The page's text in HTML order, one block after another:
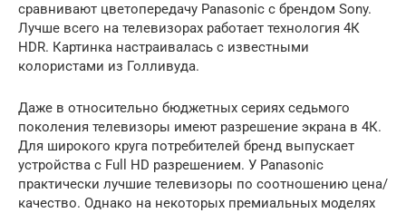
сравнивают цветопередачу Panasonic с брендом Sony.
Лучше всего на телевизорах работает технология 4К
HDR. Картинка настраивалась с известными
колористами из Голливуда.
Даже в относительно бюджетных сериях седьмого
поколения телевизоры имеют разрешение экрана в 4К.
Для широкого круга потребителей бренд выпускает
устройства с Full HD разрешением. У Panasonic
практически лучшие телевизоры по соотношению цена/
качество. Однако на некоторых премиальных моделях